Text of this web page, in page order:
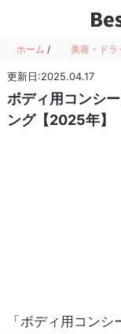
ホーム / 美容・ドラ
更新日:2025.04.17
ボディ用コンシ
ング【2025年】
「ボディ用コン